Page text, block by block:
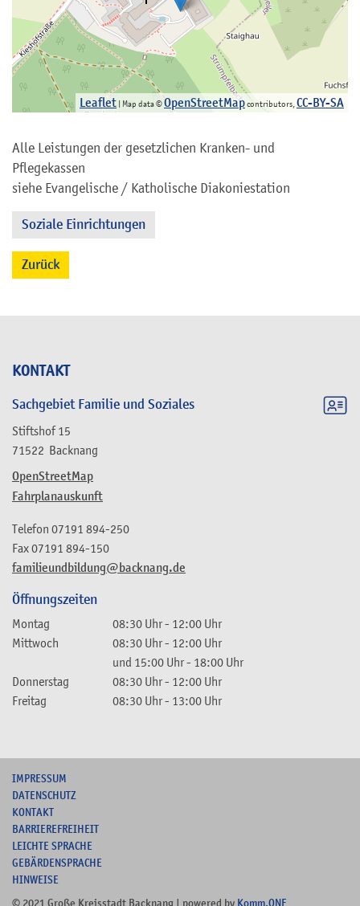
KONTAKT
Sachgebiet Familie und Soziales
Stiftshof 15
71522 Backnang
OpenStreetMap
Fahrplanauskunft
familieundbildung@backnang.de
Telefon 07191 894-250
Fax07191 894-150
Öffnungszeiten
Montag 08:30 Uhr- 12:00 Uhr
Mittwoch
08:30 Uhr- 12:00 Uhr
und 15:00 Uhr- 18:00 Uhr
Donnerstag
08:30 Uhr- 12:00 Uhr
Freitag
08:30 Uhr- 13:00 Uhr
Leaflet | Map data ©OpenStreetMapcontributors, CC-BY-SA
Alle Leistungen der gesetzlichen Kranken- und
Pflegekassen
siehe Evangelische / Katholische Diakoniestation
Soziale Einrichtungen
Zurück
IMPRESSUM
DATENSCHUTZ
KONTAKT
BARRIEREFREIHEIT
L EICHTE SPRACHE
GEBÄRDENSPRACHE
HINWEISE
© 2021 Große Kreisstadt Backnang | powered by Komm.ONE